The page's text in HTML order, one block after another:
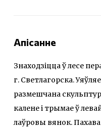
Апісанне
Знаходзіцца ў лесе
г. Светлагорска.
размешчана
калене і трымае ў
лаўровы вянок.